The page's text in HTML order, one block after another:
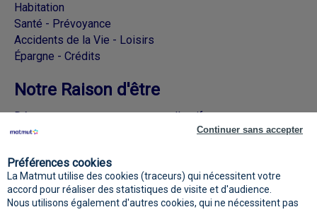
Habitation
Santé - Prévoyance
Accidents de la Vie - Loisirs
Épargne - Crédits
Notre Raison d'être
Découvrez nos engagements collectifs
sociaux
Préférences cookies
La Matmut utilise des cookies (traceurs) qui nécessitent votre
accord pour réaliser des statistiques de visite et d'audience.
Nous utilisons également d'autres cookies, qui ne nécessitent pas
Continuer sans accepter